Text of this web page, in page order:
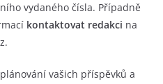
vydaného čísla. Případně
kontaktovat redakci na
vašich příspěvků a